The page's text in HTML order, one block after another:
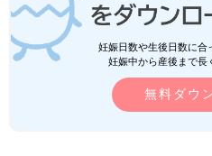
妊娠日数や生後日数に合
妊娠中から産後まで長
無料ダウ